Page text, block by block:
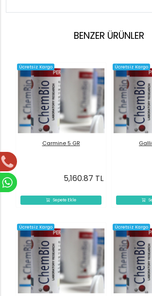
BENZER ÜRÜNLER
Ücretsiz Kargo
Sepete Ekle
Carmine 5 GR
5,160.87 TL
Ücretsiz Kargo
Ücretsiz Kargo Ücretsiz Kargo